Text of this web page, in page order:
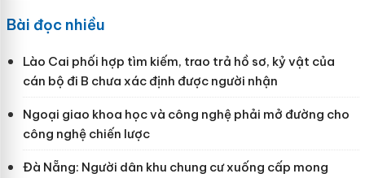
Bài đọc nhiều
Lào Cai phối hợp tìm kiếm, trao trả hồ sơ, kỷ vật của
cán bộ đi B chưa xác định được người nhận
Ngoại giao khoa học và công nghệ phải mở đường cho
công nghệ chiến lược
Đà Nẵng: Người dân khu chung cư xuống cấp mong